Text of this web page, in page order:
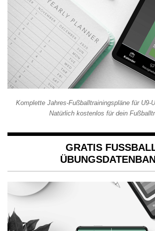
Komplette Jahres-Fußballtrainingspläne für U9-
Natürlich kostenlos für dein
GRATIS FUSSBALL